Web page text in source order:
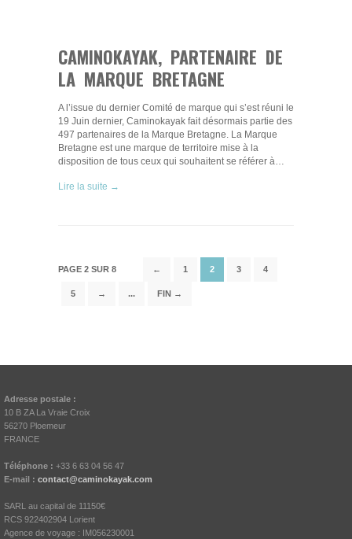
CAMINOKAYAK, PARTENAIRE DE
LA MARQUE BRETAGNE
A l’issue du dernier Comité de marque qui s’est réuni le
19 Juin dernier, Caminokayak fait désormais partie des
497 partenaires de la Marque Bretagne. La Marque
Bretagne est une marque de territoire mise à la
disposition de tous ceux qui souhaitent se référer à…
Lire la suite →
PAGE 2 SUR 8 ← 1 2 3 4
5 → ... FIN →
Adresse postale :
10 B ZA La Vraie Croix
56270 Ploemeur
FRANCE
Téléphone : +33 6 63 04 56 47
E-mail : contact@caminokayak.com
SARL au capital de 11150€
RCS 922402904 Lorient
Agence de voyage : IM056230001